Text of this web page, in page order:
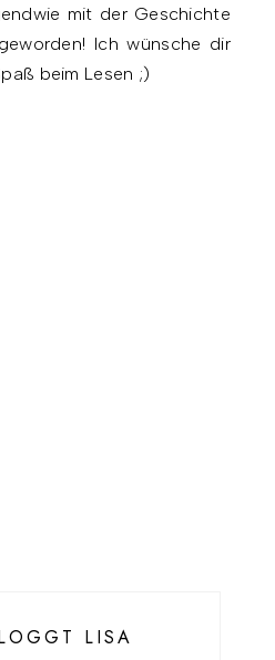
mit der Geschichte
Ich wünsche dir
beim Lesen ;)
LISA